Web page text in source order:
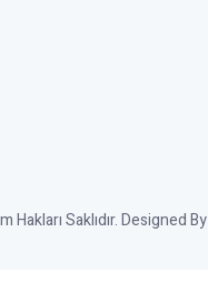
Saklıdır. Designed By